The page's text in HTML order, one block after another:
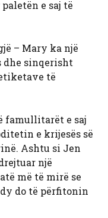
e saj të
– Mary ka një
dhe sinqerisht
të
famullitarët e saj
e krijesës së
Ashtu si Jen
një
më të mirë se
do të përfitonin